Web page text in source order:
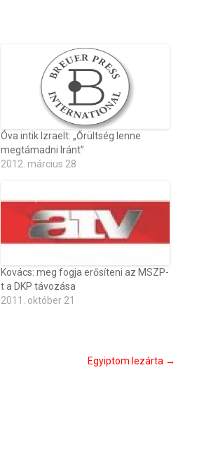
Óva intik Izraelt: „Őrültség lenne
megtámadni Iránt”
2012. március 28
Kovács: meg fogja erősíteni az MSZP-
t a DKP távozása
2011. október 21
Egyiptom lezárta →